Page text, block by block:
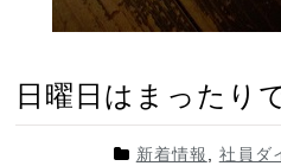
日曜日はまったり
新着情報, 社員ダ